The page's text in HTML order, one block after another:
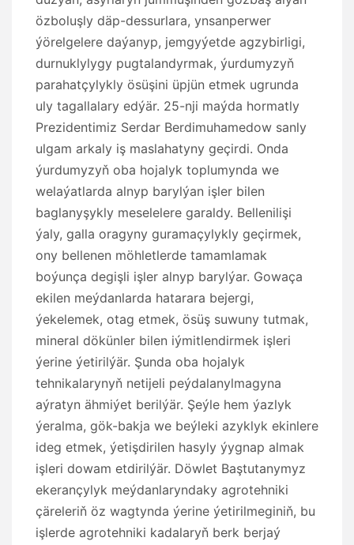
özboluşly däp-dessurlara, ynsanperwer
ýörelgelere daýanyp, jemgyýetde agzybirligi,
durnuklylygy pugtalandyrmak, ýurdumyzyň
parahatçylykly ösüşini üpjün etmek ugrunda
uly tagallalary edýär. 25-nji maýda hormatly
Prezidentimiz Serdar Berdimuhamedow sanly
ulgam arkaly iş maslahatyny geçirdi. Onda
ýurdumyzyň oba hojalyk toplumynda we
welaýatlarda alnyp barylýan işler bilen
baglanyşykly meselelere garaldy. Bellenilişi
ýaly, galla oragyny guramaçylykly geçirmek,
ony bellenen möhletlerde tamamlamak
boýunça degişli işler alnyp barylýar. Gowaça
ekilen meýdanlarda hatarara bejergi,
ýekelemek, otag etmek, ösüş suwuny tutmak,
mineral dökünler bilen iýmitlendirmek işleri
ýerine ýetirilýär. Şunda oba hojalyk
tehnikalarynyň netijeli peýdalanylmagyna
aýratyn ähmiýet berilýär. Şeýle hem ýazlyk
ýeralma, gök-bakja we beýleki azyklyk ekinlere
ideg etmek, ýetişdirilen hasyly ýygnap almak
işleri dowam etdirilýär. Döwlet Baştutanymyz
ekerançylyk meýdanlaryndaky agrotehniki
çäreleriň öz wagtynda ýerine ýetirilmeginiň, bu
işlerde agrotehniki kadalaryň berk berjaý